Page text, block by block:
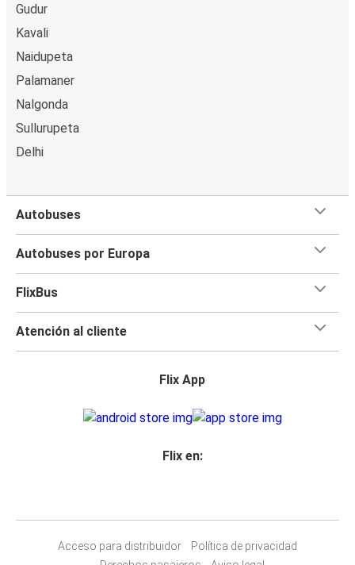
Gudur
Kavali
Naidupeta
Palamaner
Nalgonda
Sullurupeta
Delhi
Autobuses
Autobuses por Europa
FlixBus
Atención al cliente
Flix App
Flix en:
Acceso para distribuidor
Política de privacidad